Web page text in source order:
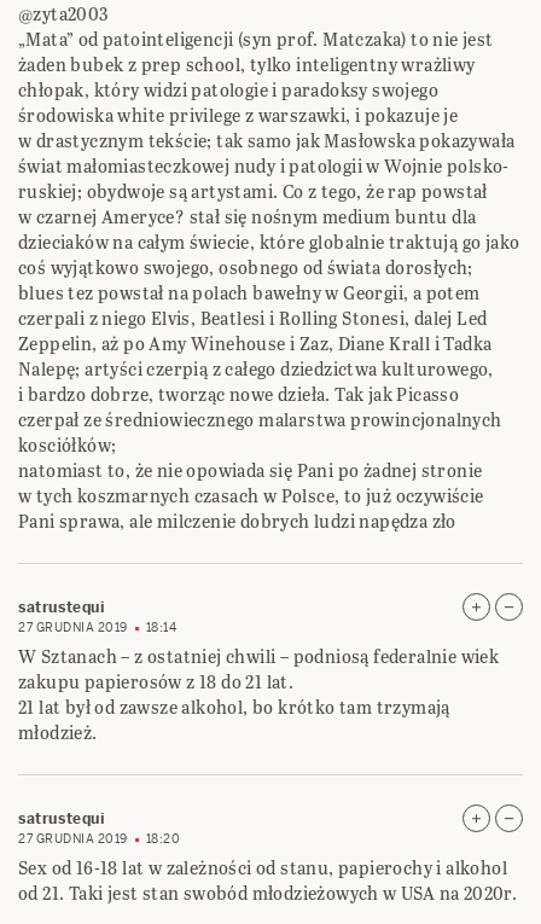
@zyta2003
„Mata” od patointeligencji (syn prof. Matczaka) to nie jest
żaden bubek z prep school, tylko inteligentny wrażliwy
chłopak, który widzi patologie i paradoksy swojego
środowiska white privilege z warszawki, i pokazuje je
w drastycznym tekście; tak samo jak Masłowska pokazywała
świat małomiasteczkowej nudy i patologii w Wojnie polsko-
ruskiej; obydwoje są artystami. Co z tego, że rap powstał
w czarnej Ameryce? stał się nośnym medium buntu dla
dzieciaków na całym świecie, które globalnie traktują go jako
coś wyjątkowo swojego, osobnego od świata dorosłych;
blues tez powstał na polach bawełny w Georgii, a potem
czerpali z niego Elvis, Beatlesi i Rolling Stonesi, dalej Led
Zeppelin, aż po Amy Winehouse i Zaz, Diane Krall i Tadka
Nalepę; artyści czerpią z całego dziedzictwa kulturowego,
i bardzo dobrze, tworząc nowe dzieła. Tak jak Picasso
czerpał ze średniowiecznego malarstwa prowincjonalnych
kosciółków;
natomiast to, że nie opowiada się Pani po żadnej stronie
w tych koszmarnych czasach w Polsce, to już oczywiście
Pani sprawa, ale milczenie dobrych ludzi napędza zło
satrustequi
27 GRUDNIA 2019 18:14
W Sztanach – z ostatniej chwili – podniosą federalnie wiek
zakupu papierosów z 18 do 21 lat.
21 lat był od zawsze alkohol, bo krótko tam trzymają
młodzież.
satrustequi
27 GRUDNIA 2019 18:20
Sex od 16-18 lat w zależności od stanu, papierochy i alkohol
od 21. Taki jest stan swobód młodzieżowych w USA na 2020r.